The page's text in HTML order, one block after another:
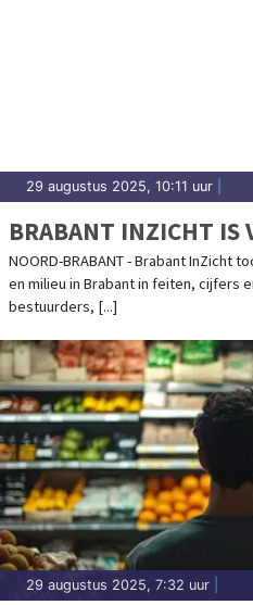
29 augustus 2025, 10:11 uur
BRABANT INZICHT IS
NOORD-BRABANT - Brabant InZicht
en milieu in Brabant in feiten, cijfers
bestuurders, [...]
29 augustus 2025, 7:32 uur